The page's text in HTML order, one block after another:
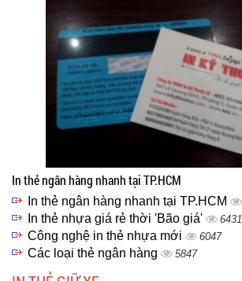
In thẻ ngân hàng nhanh tại TP.HCM
In thẻ ngân hàng nhanh tại TP.HCM
In thẻ nhựa giá rẻ thời 'Bão giá' 6431
Công nghệ in thẻ nhựa mới 6047
Các loại thẻ ngân hàng 5847